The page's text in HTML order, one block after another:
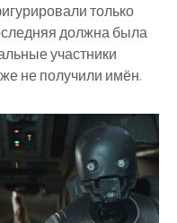
только
должна была
участники
не получили имён.